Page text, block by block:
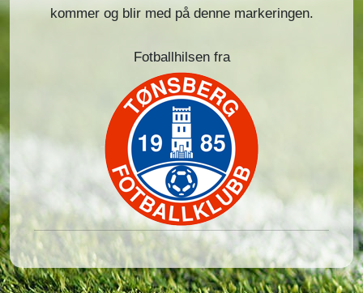
kommer og blir med på denne markeringen.
Fotballhilsen fra